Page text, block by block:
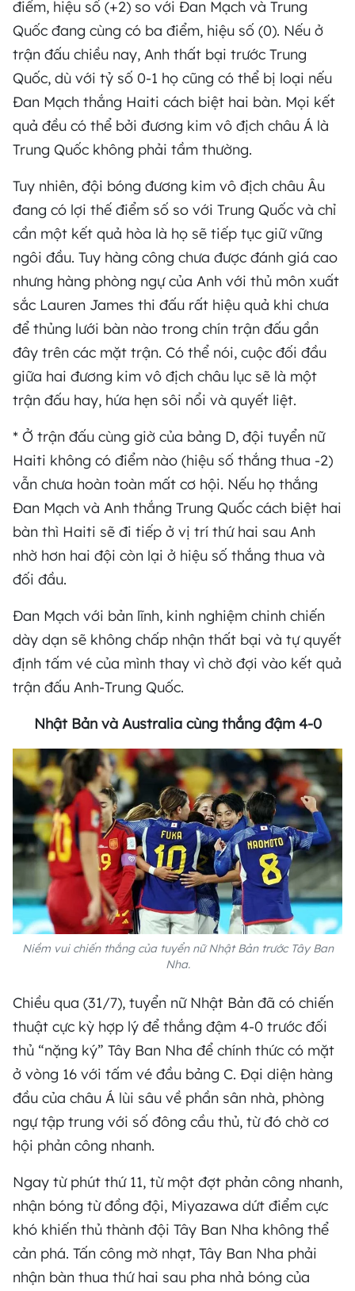
điểm, hiệu số (+2) so với Đan Mạch và Trung
Quốc đang cùng có ba điểm, hiệu số (0). Nếu ở
trận đấu chiều nay, Anh thất bại trước Trung
Quốc, dù với tỷ số 0-1 họ cũng có thể bị loại nếu
Đan Mạch thắng Haiti cách biệt hai bàn. Mọi kết
quả đều có thể bởi đương kim vô địch châu Á là
Trung Quốc không phải tầm thường.
Tuy nhiên, đội bóng đương kim vô địch châu Âu
đang có lợi thế điểm số so với Trung Quốc và chỉ
cần một kết quả hòa là họ sẽ tiếp tục giữ vững
ngôi đầu. Tuy hàng công chưa được đánh giá cao
nhưng hàng phòng ngự của Anh với thủ môn xuất
sắc Lauren James thi đấu rất hiệu quả khi chưa
để thủng lưới bàn nào trong chín trận đấu gần
đây trên các mặt trận. Có thể nói, cuộc đối đầu
giữa hai đương kim vô địch châu lục sẽ là một
trận đấu hay, hứa hẹn sôi nổi và quyết liệt.
* Ở trận đấu cùng giờ của bảng D, đội tuyển nữ
Haiti không có điểm nào (hiệu số thắng thua -2)
vẫn chưa hoàn toàn mất cơ hội. Nếu họ thắng
Đan Mạch và Anh thắng Trung Quốc cách biệt hai
bàn thì Haiti sẽ đi tiếp ở vị trí thứ hai sau Anh
nhờ hơn hai đội còn lại ở hiệu số thắng thua và
đối đầu.
Đan Mạch với bản lĩnh, kinh nghiệm chinh chiến
dày dạn sẽ không chấp nhận thất bại và tự quyết
định tấm vé của mình thay vì chờ đợi vào kết quả
trận đấu Anh-Trung Quốc.
Nhật Bản và Australia cùng thắng đậm 4-0
Niềm vui chiến thắng của tuyển nữ Nhật Bản trước Tây Ban
Nha.
Chiều qua (31/7), tuyển nữ Nhật Bản đã có chiến
thuật cực kỳ hợp lý để thắng đậm 4-0 trước đối
thủ “nặng ký” Tây Ban Nha để chính thức có mặt
ở vòng 16 với tấm vé đầu bảng C. Đại diện hàng
đầu của châu Á lùi sâu về phần sân nhà, phòng
ngự tập trung với số đông cầu thủ, từ đó chờ cơ
hội phản công nhanh.
Ngay từ phút thứ 11, từ một đợt phản công nhanh,
nhận bóng từ đồng đội, Miyazawa dứt điểm cực
khó khiến thủ thành đội Tây Ban Nha không thể
cản phá. Tấn công mờ nhạt, Tây Ban Nha phải
nhận bàn thua thứ hai sau pha nhả bóng của